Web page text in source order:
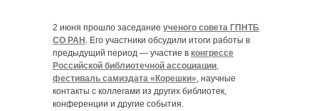
2 июня прошло заседание ученого совета ГПНТБ
СО РАН . Его участники обсудили итоги работы в
предыдущий период — участие в конгрессе
Российской библиотечной ассоциации,
фестиваль самиздата «Корешки», научные
контакты с коллегами из других библиотек,
конференции и другие события.